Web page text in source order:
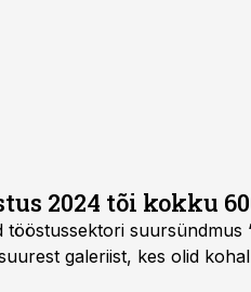
2024 tõi kokku
suursündmus
galeriist, kes olid